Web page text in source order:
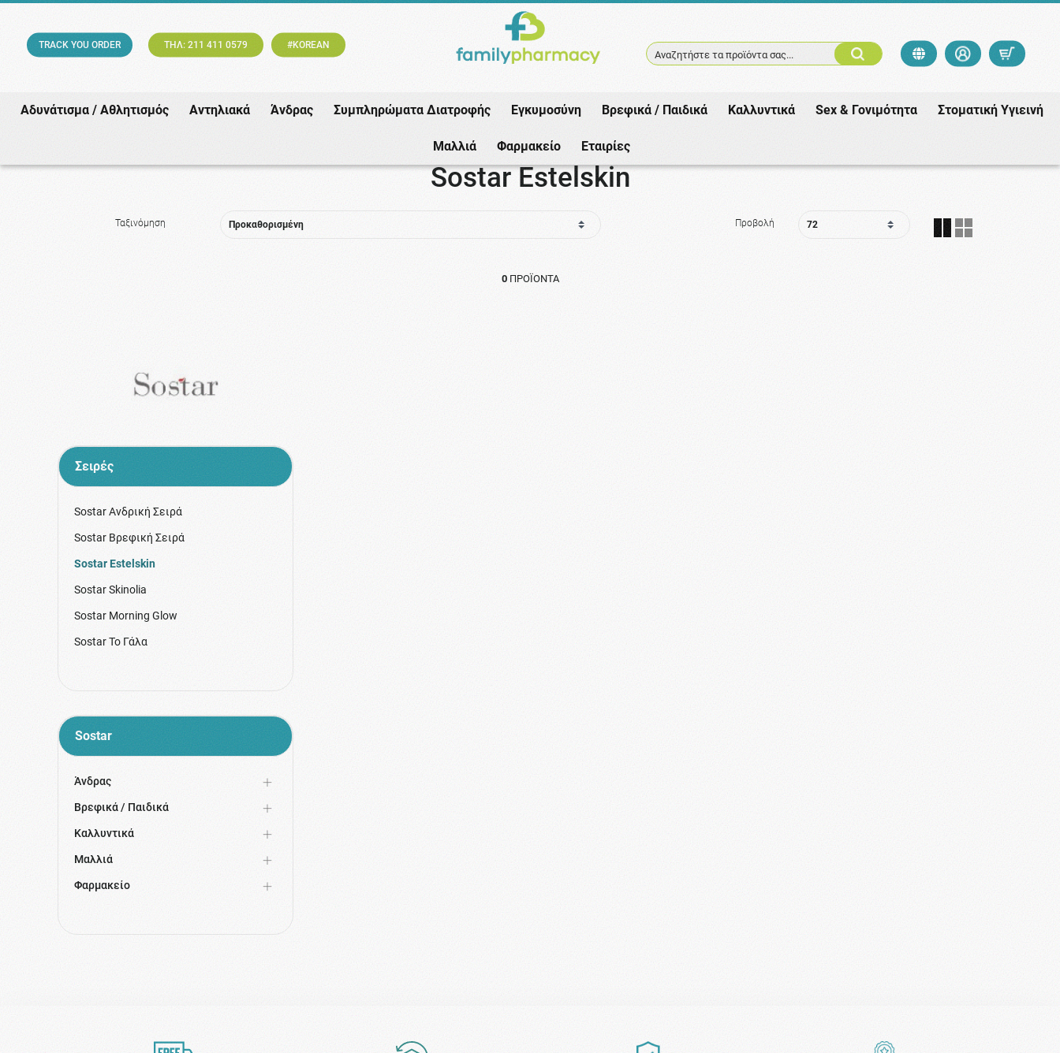
TRACK YOU ORDER ΤΗΛ: 211 411 0579 #KOREAN
Αναζητήστε τα προϊόντα σας...
Αδυνάτισμα / Αθλητισμός Αντηλιακά Άνδρας Συμπληρώματα Διατροφής Εγκυμοσύνη Βρεφικά / Παιδικά Καλλυντικά Sex & Γονιμότητα Στοματική Υγιεινή
Μαλλιά Φαρμακείο Εταιρίες
Αρχική / Εταιρίες / Sostar / Sostar Estelskin
Sostar Estelskin
Ταξινόμηση Προβολή
0ΠΡΟΪΌΝΤΑ
Σειρές
Sostar Ανδρική Σειρά
Sostar Βρεφική Σειρά
Sostar Estelskin
Sostar Skinolia
Sostar Morning Glow
Sostar Το Γάλα
Sostar
Άνδρας
Βρεφικά / Παιδικά
Καλλυντικά
Μαλλιά
Φαρμακείο